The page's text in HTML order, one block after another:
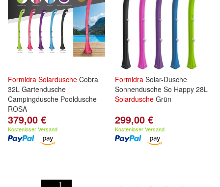
Formidra Solardusche Cobra
32L Gartendusche
Campingdusche Pooldusche
ROSA
379,00 €
Kostenloser Versand
Formidra Solar-Dusche
Sonnendusche So Happy 28L
Solardusche Grün
299,00 €
Kostenloser Versand